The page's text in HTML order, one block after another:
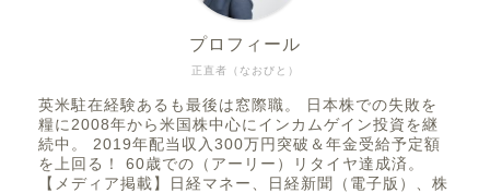
正直者（なおびと）
プロフィール
英米駐在経験あるも最後は窓際職。 日本株での失敗を
糧に2008年から米国株中心にインカムゲイン投資を継
続中。 2019年配当収入300万円突破＆年金受給予定額
を上回る！ 60歳での（アーリー）リタイヤ達成済。
【メディア掲載】日経マネー、日経新聞（電子版）、株